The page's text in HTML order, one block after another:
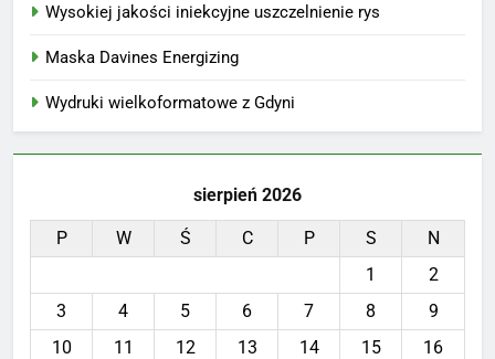
Wysokiej jakości iniekcyjne uszczelnienie rys
Maska Davines Energizing
Wydruki wielkoformatowe z Gdyni
sierpień 2026
P W Ś C P S
N
1
2
3
4 5 6 7 8
9
10
11 12 13 14 15
16